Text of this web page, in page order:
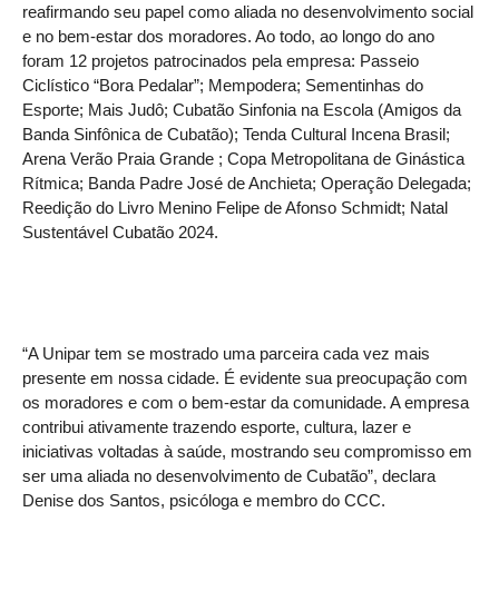
reafirmando seu papel como aliada no desenvolvimento social
e no bem-estar dos moradores. Ao todo, ao longo do ano
foram 12 projetos patrocinados pela empresa: Passeio
Ciclístico “Bora Pedalar”; Mempodera; Sementinhas do
Esporte; Mais Judô; Cubatão Sinfonia na Escola (Amigos da
Banda Sinfônica de Cubatão); Tenda Cultural Incena Brasil;
Arena Verão Praia Grande ; Copa Metropolitana de Ginástica
Rítmica; Banda Padre José de Anchieta; Operação Delegada;
Reedição do Livro Menino Felipe de Afonso Schmidt; Natal
Sustentável Cubatão 2024.
“A Unipar tem se mostrado uma parceira cada vez mais
presente em nossa cidade. É evidente sua preocupação com
os moradores e com o bem-estar da comunidade. A empresa
contribui ativamente trazendo esporte, cultura, lazer e
iniciativas voltadas à saúde, mostrando seu compromisso em
ser uma aliada no desenvolvimento de Cubatão”, declara
Denise dos Santos, psicóloga e membro do CCC.